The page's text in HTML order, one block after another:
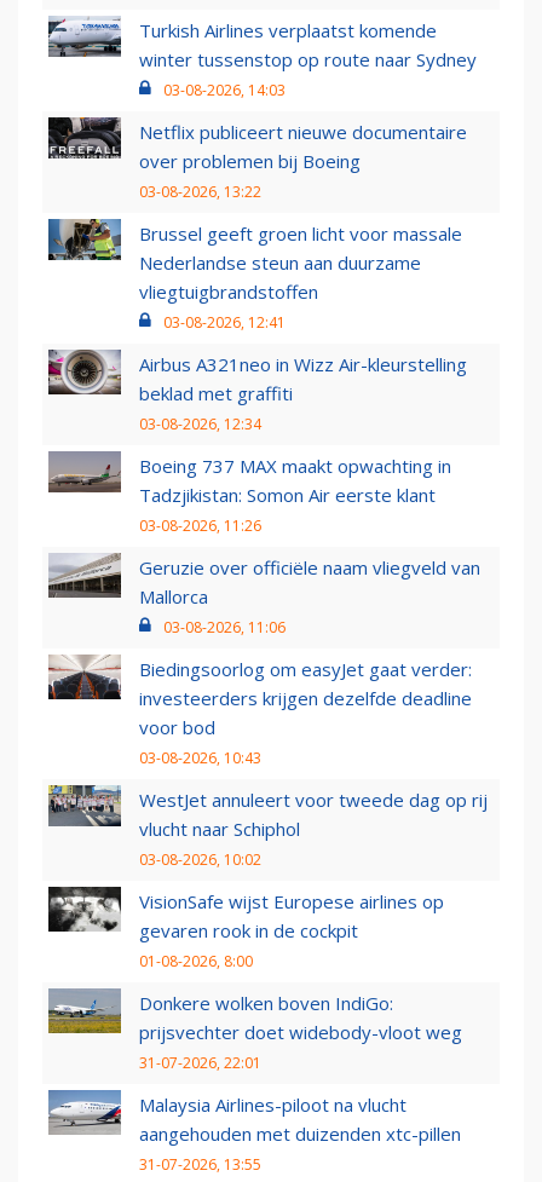
Turkish Airlines verplaatst komende
winter tussenstop op route naar Sydney
03-08-2026, 14:03
Netflix publiceert nieuwe documentaire
over problemen bij Boeing
03-08-2026, 13:22
Brussel geeft groen licht voor massale
Nederlandse steun aan duurzame
vliegtuigbrandstoffen
03-08-2026, 12:41
Airbus A321neo in Wizz Air-kleurstelling
beklad met graffiti
03-08-2026, 12:34
Boeing 737 MAX maakt opwachting in
Tadzjikistan: Somon Air eerste klant
03-08-2026, 11:26
Geruzie over officiële naam vliegveld van
Mallorca
03-08-2026, 11:06
Biedingsoorlog om easyJet gaat verder:
investeerders krijgen dezelfde deadline
voor bod
03-08-2026, 10:43
WestJet annuleert voor tweede dag op rij
vlucht naar Schiphol
03-08-2026, 10:02
VisionSafe wijst Europese airlines op
gevaren rook in de cockpit
01-08-2026, 8:00
Donkere wolken boven IndiGo:
prijsvechter doet widebody-vloot weg
31-07-2026, 22:01
Malaysia Airlines-piloot na vlucht
aangehouden met duizenden xtc-pillen
31-07-2026, 13:55